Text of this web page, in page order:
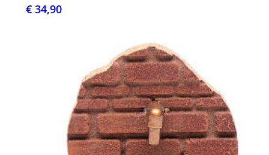
€ 34,90